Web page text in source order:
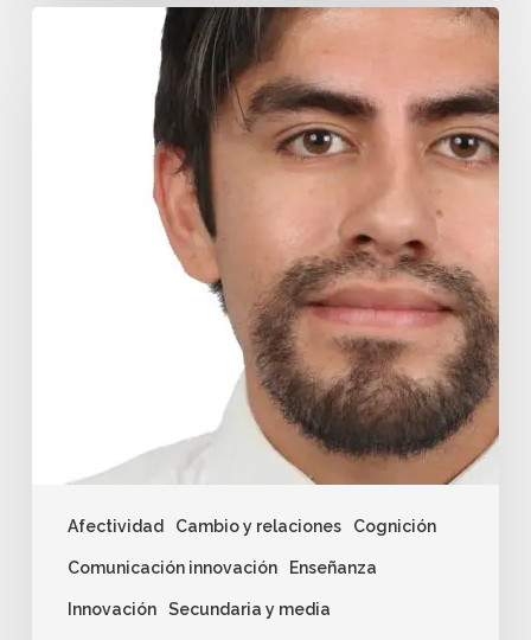
Afectividad Cambio y relaciones Cognición
Comunicación innovación Enseñanza
Innovación Secundaria y media